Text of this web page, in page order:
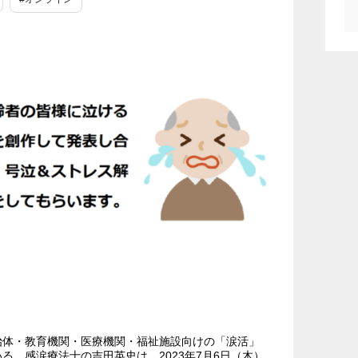
・教育機関・医療機関・福祉施設向けの「涙活」